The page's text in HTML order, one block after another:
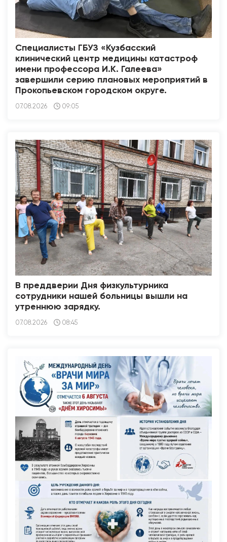
Специалисты ГБУЗ «Кузбасский
клинический центр медицины катастроф
имени профессора И.К. Галеева»
завершили серию плановых мероприятий в
Прокопьевском городском округе.
07.08.2026 09:05
В преддверии Дня физкультурника
сотрудники нашей больницы вышли на
утреннюю зарядку.
07.08.2026 08:45